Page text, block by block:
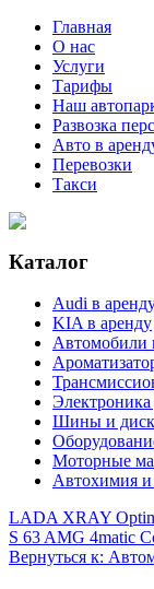
Главная
О нас
Услуги
Тарифы
Наш
Развозка
Авто в
Перевозки
Такси
Каталог
Audi в
KIA в аренду
Автомобили
Электроника
Шины и
Моторные
Автохимия и
LADA XRAY
S 63 AMG 4matic
Вернуться к: